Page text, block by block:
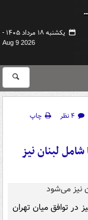
یکشنبه ۱۸ مرداد ۱۴۰۵ -
Aug 9 2026
۴ نظر
چاپ
لبنان نیز
در توافق میان تهران